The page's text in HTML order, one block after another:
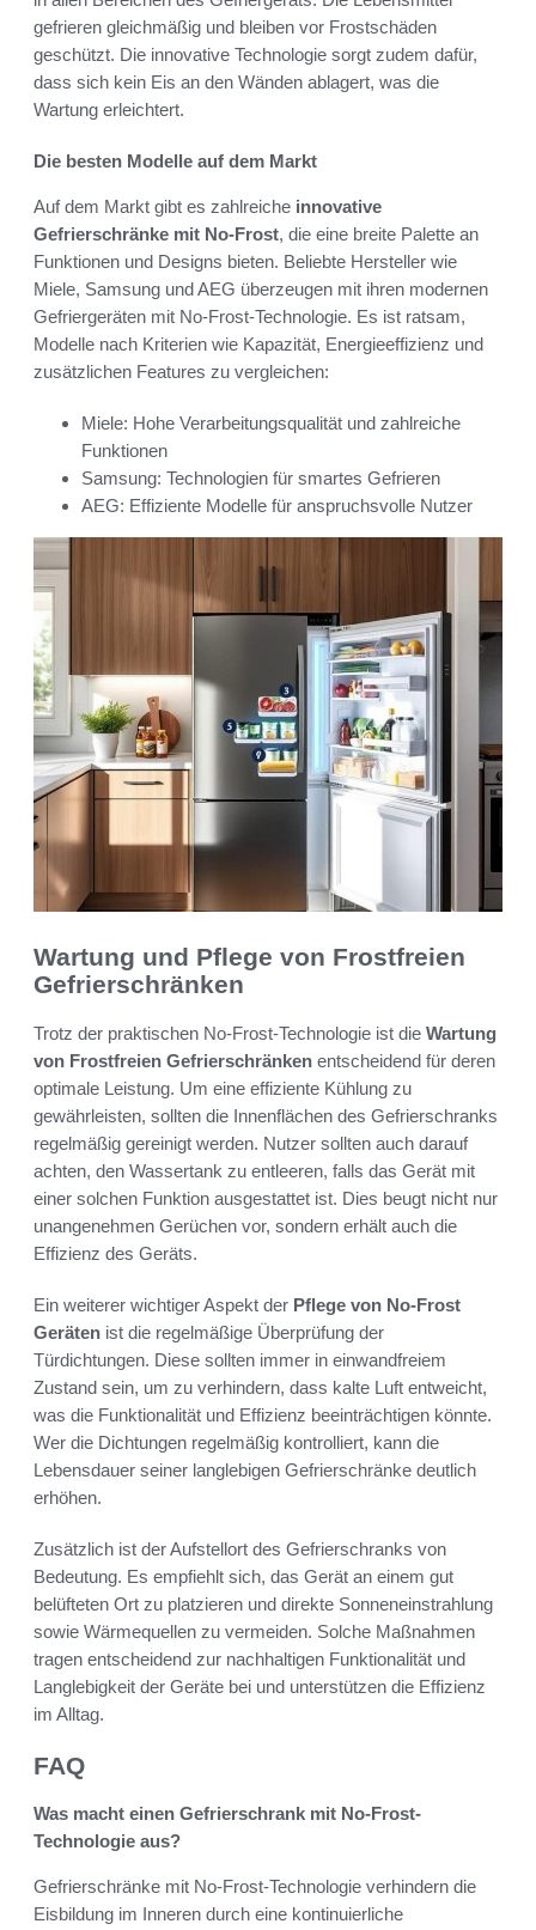
gefrieren gleichmäßig und bleiben vor Frostschäden
geschützt. Die innovative Technologie sorgt zudem dafür,
dass sich kein Eis an den Wänden ablagert, was die
Wartung erleichtert.
Die besten Modelle auf dem Markt
Auf dem Markt gibt es zahlreiche innovative
Gefrierschränke mit No-Frost, die eine breite Palette an
Funktionen und Designs bieten. Beliebte Hersteller wie
Miele, Samsung und AEG überzeugen mit ihren modernen
Gefriergeräten mit No-Frost-Technologie. Es ist ratsam,
Modelle nach Kriterien wie Kapazität, Energieeffizienz und
zusätzlichen Features zu vergleichen:
Miele: Hohe Verarbeitungsqualität und zahlreiche
Funktionen
Samsung: Technologien für smartes Gefrieren
AEG: Effiziente Modelle für anspruchsvolle Nutzer
Wartung und Pflege von Frostfreien
Gefrierschränken
Trotz der praktischen No-Frost-Technologie ist die Wartung
von Frostfreien Gefrierschränken entscheidend für deren
optimale Leistung. Um eine effiziente Kühlung zu
gewährleisten, sollten die Innenflächen des Gefrierschranks
regelmäßig gereinigt werden. Nutzer sollten auch darauf
achten, den Wassertank zu entleeren, falls das Gerät mit
einer solchen Funktion ausgestattet ist. Dies beugt nicht nur
unangenehmen Gerüchen vor, sondern erhält auch die
Effizienz des Geräts.
Ein weiterer wichtiger Aspekt der Pflege von No-Frost
Geräten ist die regelmäßige Überprüfung der
Türdichtungen. Diese sollten immer in einwandfreiem
Zustand sein, um zu verhindern, dass kalte Luft entweicht,
was die Funktionalität und Effizienz beeinträchtigen könnte.
Wer die Dichtungen regelmäßig kontrolliert, kann die
Lebensdauer seiner langlebigen Gefrierschränke deutlich
erhöhen.
Zusätzlich ist der Aufstellort des Gefrierschranks von
Bedeutung. Es empfiehlt sich, das Gerät an einem gut
belüfteten Ort zu platzieren und direkte Sonneneinstrahlung
sowie Wärmequellen zu vermeiden. Solche Maßnahmen
tragen entscheidend zur nachhaltigen Funktionalität und
Langlebigkeit der Geräte bei und unterstützen die Effizienz
im Alltag.
FAQ
Was macht einen Gefrierschrank mit No-Frost-
Technologie aus?
Gefrierschränke mit No-Frost-Technologie verhindern die
Eisbildung im Inneren durch eine kontinuierliche